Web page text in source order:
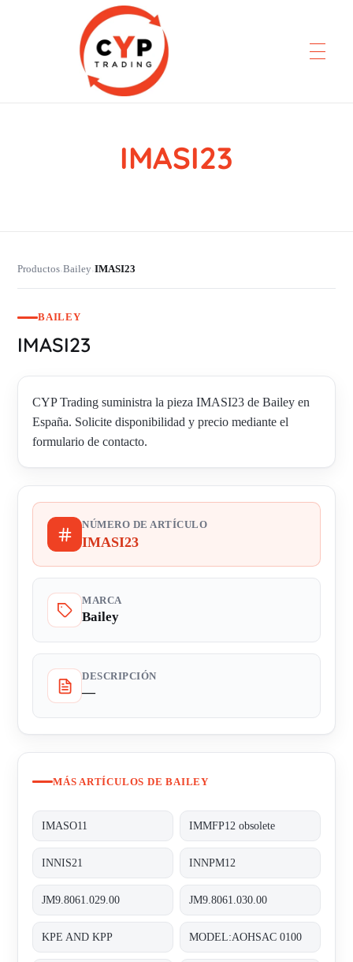
IMASI23
Productos›Bailey›IMASI23
BAILEY
IMASI23
CYP Trading suministra la pieza IMASI23 de Bailey en
España. Solicite disponibilidad y precio mediante el
formulario de contacto.
NÚMERO DE ARTÍCULO
IMASI23
MARCA
Bailey
DESCRIPCIÓN
—
MÁS ARTÍCULOS DE BAILEY
IMASO11 IMMFP12 obsolete
INNIS21 INNPM12
JM9.8061.029.00 JM9.8061.030.00
KPE AND KPP MODEL:AOHSAC 0100